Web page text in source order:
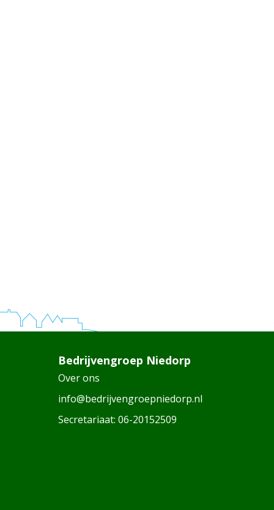
Bedrijvengroep Niedorp
Over ons
info@bedrijvengroepniedorp.nl
Secretariaat: 06-20152509